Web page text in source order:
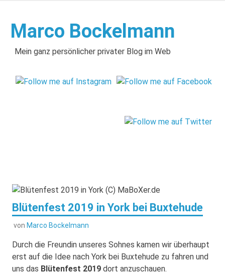
springen
Marco Bockelmann
Mein ganz persönlicher privater Blog im Web
Blütenfest 2019 in York bei Buxtehude
von Marco Bockelmann
Durch die Freundin unseres Sohnes kamen wir überhaupt
erst auf die Idee nach York bei Buxtehude zu fahren und
uns das Blütenfest 2019 dort anzuschauen.